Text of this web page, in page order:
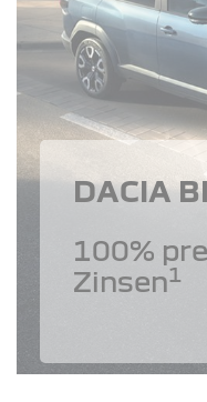
DACIA
100%
Zinsen1